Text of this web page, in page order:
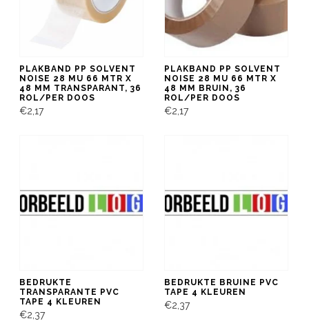
PLAKBAND PP SOLVENT
NOISE 28 MU 66 MTR X
48 MM TRANSPARANT, 36
ROL/PER DOOS
€2,17
PLAKBAND PP SOLVENT
NOISE 28 MU 66 MTR X
48 MM BRUIN, 36
ROL/PER DOOS
€2,17
BEDRUKTE
TRANSPARANTE PVC
TAPE 4 KLEUREN
€2,37
BEDRUKTE BRUINE PVC
TAPE 4 KLEUREN
€2,37